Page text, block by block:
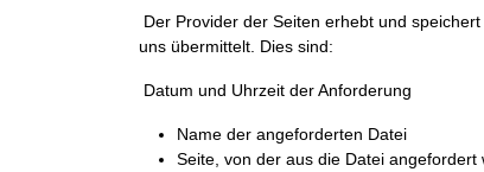
Der Provider der Seiten erhebt und
uns übermittelt. Dies sind:
Datum und Uhrzeit der Anforderung
Name der angeforderten Datei
Seite, von der aus die Datei angefordert